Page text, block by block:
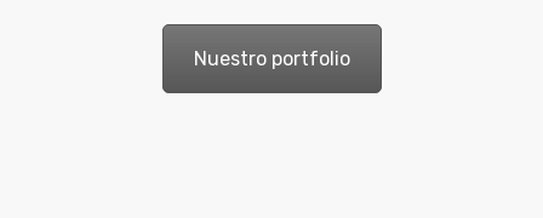
Nuestro portfolio